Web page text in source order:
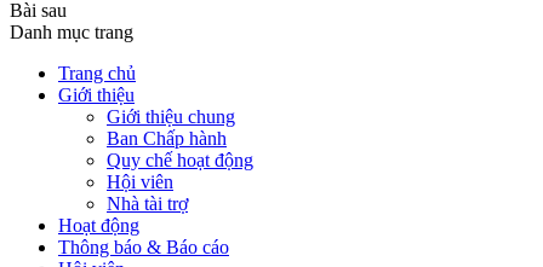
Bài sau
Danh mục trang
Trang chủ
Giới thiệu
Giới thiệu chung
Ban Chấp hành
Quy chế hoạt động
Hội viên
Nhà tài trợ
Hoạt động
Thông báo & Báo cáo